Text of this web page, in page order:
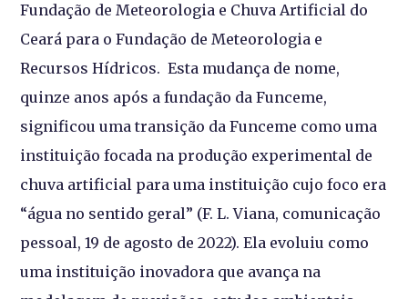
Fundação de Meteorologia e Chuva Artificial do
Ceará para o Fundação de Meteorologia e
Recursos Hídricos. Esta mudança de nome,
quinze anos após a fundação da Funceme,
significou uma transição da Funceme como uma
instituição focada na produção experimental de
chuva artificial para uma instituição cujo foco era
“água no sentido geral” (F. L. Viana, comunicação
pessoal, 19 de agosto de 2022). Ela evoluiu como
uma instituição inovadora que avança na